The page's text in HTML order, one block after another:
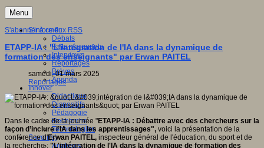
Menu
S'informer
Débats
Faits marquants
Interviews
Reportages
Brèves
Agenda
Innover
Didactique
Dispositifs
Pédagogie
Recherche
Technologies
Savoir(s)
Analyses
S'abonner à ce flux RSS
ETAPP-IA : "L'intégration de l'IA dans la dynamique de
formation des enseignants" par Erwan PAITEL
samedi, 01 mars 2025
Reportages
Dans le cadre de la journée "ETAPP-IA : Débattre avec des chercheurs sur la
façon d’inclure l’IA dans les apprentissages", voici la présentation de la
conférence d'Erwan PAITEL, inspecteur général de l'éducation, du sport et de
la recherche : "L'intégration de l'IA dans la dynamique de formation des